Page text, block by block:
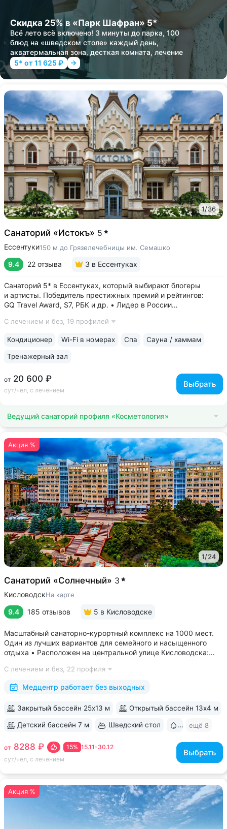
Скидка 25% в «Парк Шафран» 5*
Всё лето всё включено! 3 минуты до парка, 100
блюд на «шведском столе» каждый день,
акватермальная зона, десткая комната, лечение
5* от 11 625 ₽
1/36
Санаторий «Истокъ» 5
Ессентуки150 м до Грязелечебницы им. Семашко
9.4 22 отзыва 3 в Ессентуках
Санаторий 5* в Ессентуках, который выбирают блогеры
и артисты. Победитель престижных премий и рейтингов:
GQ Travel Award, S7, РБК и др. • Лидер в России
целлюлита и вен «Эндосфера», коррекция фигуры Tesla
С лечением и без, 19 профилей
от 20 600 ₽
сут/чел, с лечением
Выбрать
Кондиционер Wi-Fi в номерах Спа Сауна / хаммам
Тренажерный зал
Ведущий санаторий профиля «Косметология»
Акция %
1/24
Санаторий «Солнечный» 3
КисловодскНа карте
9.4 185 отзывов 5 в Кисловодске
Масштабный санаторно-курортный комплекс на 1000 мест.
Один из лучших вариантов для семейного и насыщенного
отдыха • Расположен на центральной улице Кисловодска:
за 15 минут • Бесплатный трансфер до Курортного парка
и основных достопримечательностей...
С лечением и без, 22 профиля
Медцентр работает без выходных
15.11-30.12
15%
от 8288 ₽
сут/чел, с лечением
Выбрать
Закрытый бассейн 25х13 м Открытый бассейн 13x4 м
Детский бассейн 7 м Шведский стол Бювет
ещё 8
Акция %